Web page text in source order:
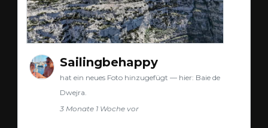
Sailingbehappy
hat ein neues Foto hinzugefügt — hier: Baie de
Dwejra.
3 Monate 1 Woche vor